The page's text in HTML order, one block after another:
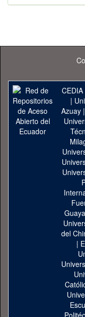
CEDIA
|
Azuay|
del
|